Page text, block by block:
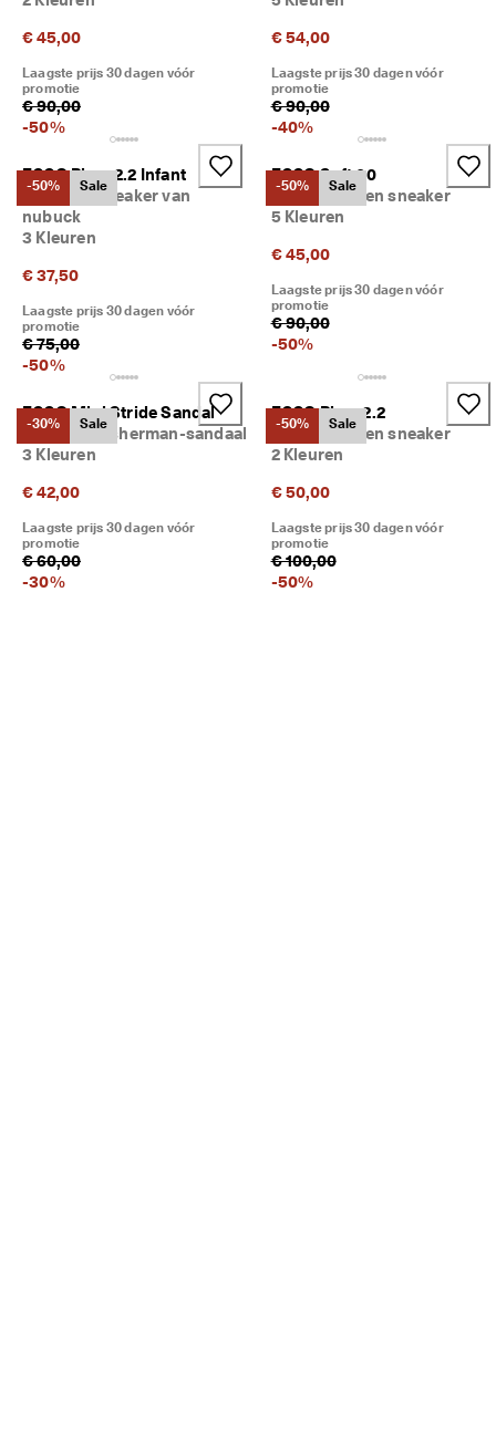
€ 45,00
Laagste prijs 30 dagen vóór
promotie
€ 90,00
-50%
€ 54,00
Laagste prijs 30 dagen vóór
promotie
€ 90,00
-40%
-50% Sale
ECCO Biom 2.2 Infant
Kinderen sneaker van
nubuck
3 Kleuren
€ 37,50
Laagste prijs 30 dagen vóór
promotie
€ 75,00
-50%
-50% Sale
ECCO Soft 60
Kinderen leren sneaker
5 Kleuren
€ 45,00
Laagste prijs 30 dagen vóór
promotie
€ 90,00
-50%
-30% Sale
ECCO Mini Stride Sandal
Kinderen Fisherman-sandaal
3 Kleuren
€ 42,00
Laagste prijs 30 dagen vóór
promotie
€ 60,00
-30%
-50% Sale
ECCO Biom 2.2
Kinderen leren sneaker
2 Kleuren
€ 50,00
Laagste prijs 30 dagen vóór
promotie
€ 100,00
-50%